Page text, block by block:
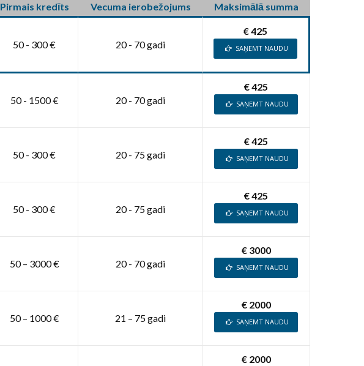
Pirmais kredīts Vecuma ierobežojums Maksimālā summa
50 - 300 € 20 - 70 gadi
€ 425
SAŅEMT NAUDU
50 - 1500 € 20 - 70 gadi
€ 425
SAŅEMT NAUDU
50 - 300 € 20 - 75 gadi
€ 425
SAŅEMT NAUDU
50 - 300 € 20 - 75 gadi
€ 425
SAŅEMT NAUDU
50 – 3000 € 20 - 70 gadi
€ 3000
SAŅEMT NAUDU
50 – 1000 € 21 – 75 gadi
€ 2000
SAŅEMT NAUDU
€ 2000